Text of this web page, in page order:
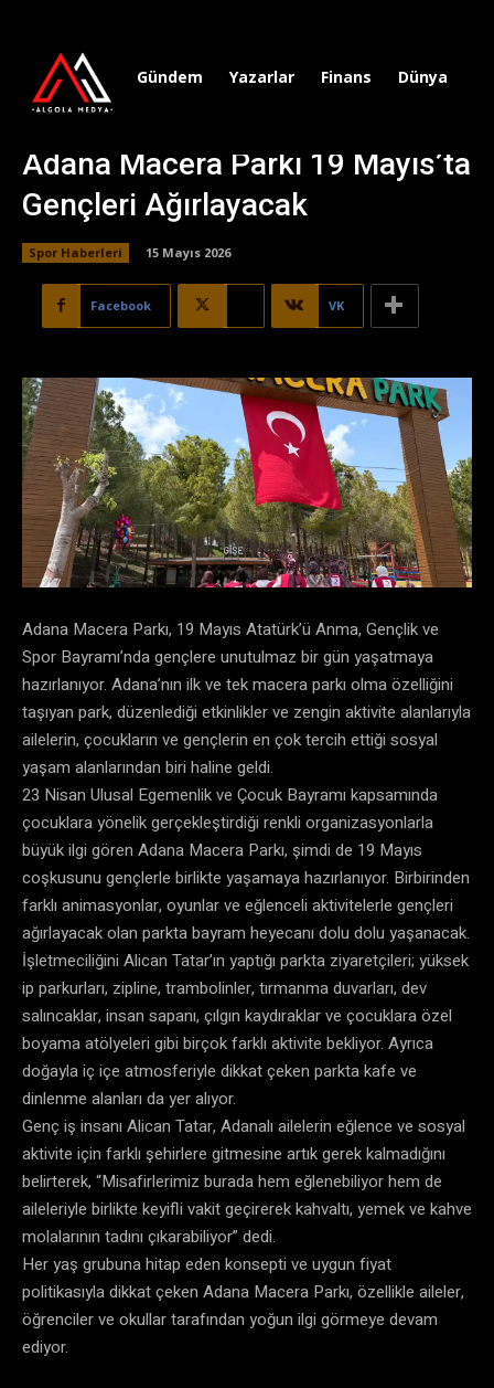
Gündem Yazarlar Finans Dünya
Adana Macera Parkı 19 Mayıs’ta
Gençleri Ağırlayacak
Spor Haberleri 15 Mayıs 2026
Facebook VK
Adana Macera Parkı, 19 Mayıs Atatürk’ü Anma, Gençlik ve
Spor Bayramı’nda gençlere unutulmaz bir gün yaşatmaya
hazırlanıyor. Adana’nın ilk ve tek macera parkı olma özelliğini
taşıyan park, düzenlediği etkinlikler ve zengin aktivite alanlarıyla
ailelerin, çocukların ve gençlerin en çok tercih ettiği sosyal
yaşam alanlarından biri haline geldi.
23 Nisan Ulusal Egemenlik ve Çocuk Bayramı kapsamında
çocuklara yönelik gerçekleştirdiği renkli organizasyonlarla
büyük ilgi gören Adana Macera Parkı, şimdi de 19 Mayıs
coşkusunu gençlerle birlikte yaşamaya hazırlanıyor. Birbirinden
farklı animasyonlar, oyunlar ve eğlenceli aktivitelerle gençleri
ağırlayacak olan parkta bayram heyecanı dolu dolu yaşanacak.
İşletmeciliğini Alican Tatar’ın yaptığı parkta ziyaretçileri; yüksek
ip parkurları, zipline, trambolinler, tırmanma duvarları, dev
salıncaklar, insan sapanı, çılgın kaydıraklar ve çocuklara özel
boyama atölyeleri gibi birçok farklı aktivite bekliyor. Ayrıca
doğayla iç içe atmosferiyle dikkat çeken parkta kafe ve
dinlenme alanları da yer alıyor.
Genç iş insanı Alican Tatar, Adanalı ailelerin eğlence ve sosyal
aktivite için farklı şehirlere gitmesine artık gerek kalmadığını
belirterek, “Misafirlerimiz burada hem eğlenebiliyor hem de
aileleriyle birlikte keyifli vakit geçirerek kahvaltı, yemek ve kahve
molalarının tadını çıkarabiliyor” dedi.
Her yaş grubuna hitap eden konsepti ve uygun fiyat
politikasıyla dikkat çeken Adana Macera Parkı, özellikle aileler,
öğrenciler ve okullar tarafından yoğun ilgi görmeye devam
ediyor.